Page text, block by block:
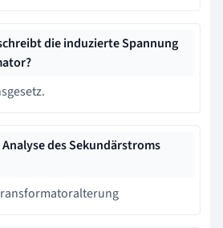
die induzierte Spannung
des Sekundärstroms